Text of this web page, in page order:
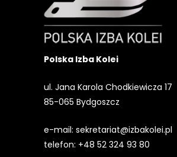
Polska Izba Kolei
ul. Jana Karola Chodkiewicza 17
85-065 Bydgoszcz
e-mail: sekretariat@izbakolei.pl
telefon: +48 52 324 93 80